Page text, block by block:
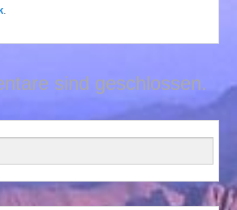
sind geschlossen.